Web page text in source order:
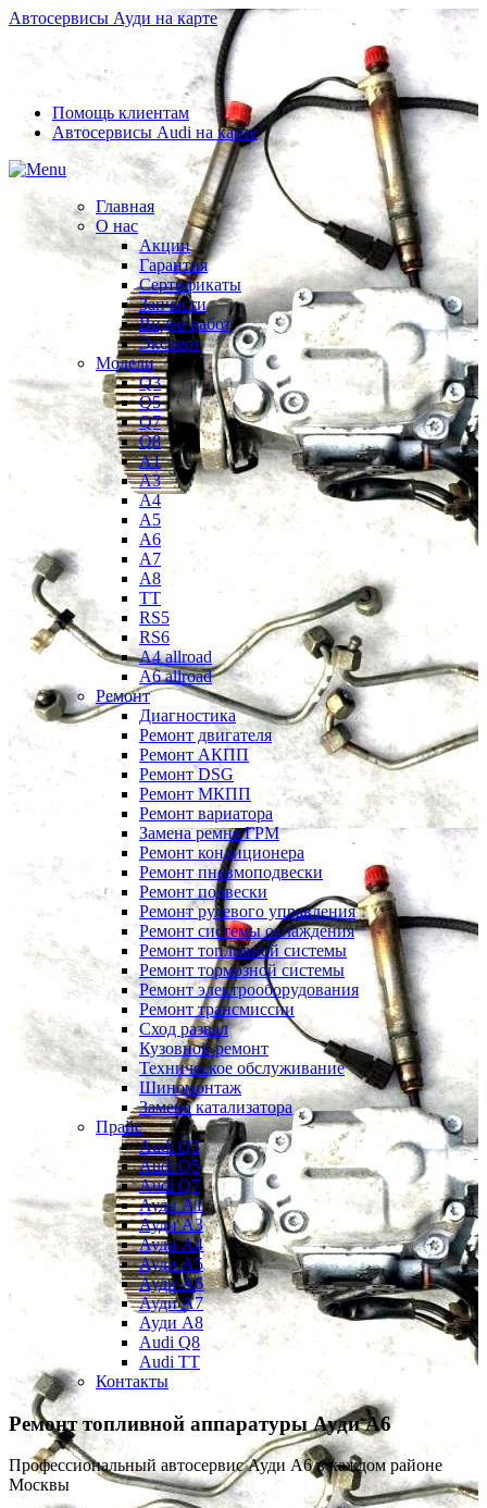
Автосервисы Ауди на карте
Помощь клиентам
Автосервисы Audi на карте
Главная
О нас
Акции
Гарантия
Сертификаты
Запчасти
Видео работ
Эксперт
Модели
Q3
Q5
Q7
Q8
A1
A3
A4
A5
A6
A7
A8
TT
RS5
RS6
A4 allroad
A6 allroad
Ремонт
Диагностика
Ремонт двигателя
Ремонт АКПП
Ремонт DSG
Ремонт МКПП
Ремонт вариатора
Замена ремня ГРМ
Ремонт кондиционера
Ремонт пневмоподвески
Ремонт подвески
Ремонт рулевого управления
Ремонт системы охлаждения
Ремонт топливной системы
Ремонт тормозной системы
Ремонт электрооборудования
Ремонт трансмиссии
Сход развал
Кузовной ремонт
Техническое обслуживание
Шиномонтаж
Замена катализатора
Прайс
Audi Q3
Audi Q5
Audi Q7
Ауди А1
Ауди А3
Ауди А4
Ауди A5
Ауди А6
Ауди А7
Ауди A8
Audi Q8
Audi TT
Контакты
Ремонт топливной аппаратурыАуди А6
Профессиональный автосервис Ауди А6 в каждом районе
Москвы